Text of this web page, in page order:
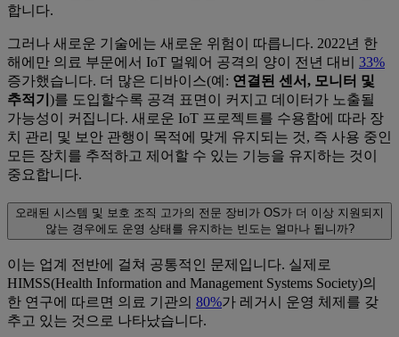
합니다.
그러나 새로운 기술에는 새로운 위험이 따릅니다. 2022년 한
해에만 의료 부문에서 IoT 멀웨어 공격의 양이 전년 대비 33%
증가했습니다. 더 많은 디바이스(예: 연결된 센서, 모니터 및
추적기 )를 도입할수록 공격 표면이 커지고 데이터가 노출될
가능성이 커집니다. 새로운 IoT 프로젝트를 수용함에 따라 장
치 관리 및 보안 관행이 목적에 맞게 유지되는 것, 즉 사용 중인
모든 장치를 추적하고 제어할 수 있는 기능을 유지하는 것이
중요합니다.
오래된 시스템 및 보호 조직 고가의 전문 장비가 OS가 더 이상 지원되지
않는 경우에도 운영 상태를 유지하는 빈도는 얼마나 됩니까?
이는 업계 전반에 걸쳐 공통적인 문제입니다. 실제로
HIMSS(Health Information and Management Systems Society)의
한 연구에 따르면 의료 기관의 80%가 레거시 운영 체제를 갖
추고 있는 것으로 나타났습니다.